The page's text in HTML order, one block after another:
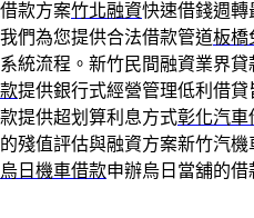
款方案竹北融資快速借錢週轉
們為您提供合法借款管道板橋
統流程。新竹民間融資業界貸
提供銀行式經營管理低利借
提供超划算利息方式彰化汽車
殘值評估與融資方案新竹汽機
烏日機車借款申辦烏日當舖的